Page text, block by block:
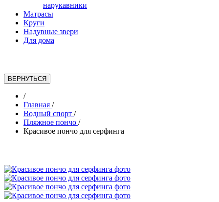
нарукавники
Матрасы
Круги
Надувные звери
Для дома
/
Главная /
Водный спорт /
Пляжное пончо /
Красивое пончо для серфинга